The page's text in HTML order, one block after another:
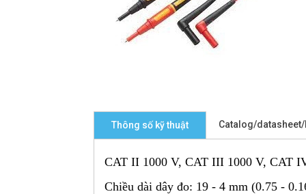
Thông số kỹ thuật Catalog/
CAT II 1000 V, CAT III 1000 V, CAT
Chiều dài dây đo: 19 - 4 mm (0.75 -